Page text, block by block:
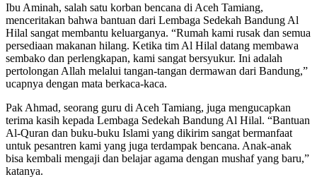
Ibu Aminah, salah satu korban bencana di Aceh Tamiang,
menceritakan bahwa bantuan dari Lembaga Sedekah Bandung Al
Hilal sangat membantu keluarganya. “Rumah kami rusak dan semua
persediaan makanan hilang. Ketika tim Al Hilal datang membawa
sembako dan perlengkapan, kami sangat bersyukur. Ini adalah
pertolongan Allah melalui tangan-tangan dermawan dari Bandung,”
ucapnya dengan mata berkaca-kaca.
Pak Ahmad, seorang guru di Aceh Tamiang, juga mengucapkan
terima kasih kepada Lembaga Sedekah Bandung Al Hilal. “Bantuan
Al-Quran dan buku-buku Islami yang dikirim sangat bermanfaat
untuk pesantren kami yang juga terdampak bencana. Anak-anak
bisa kembali mengaji dan belajar agama dengan mushaf yang baru,”
katanya.